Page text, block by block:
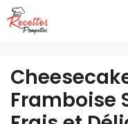
Aller
au
Framboise